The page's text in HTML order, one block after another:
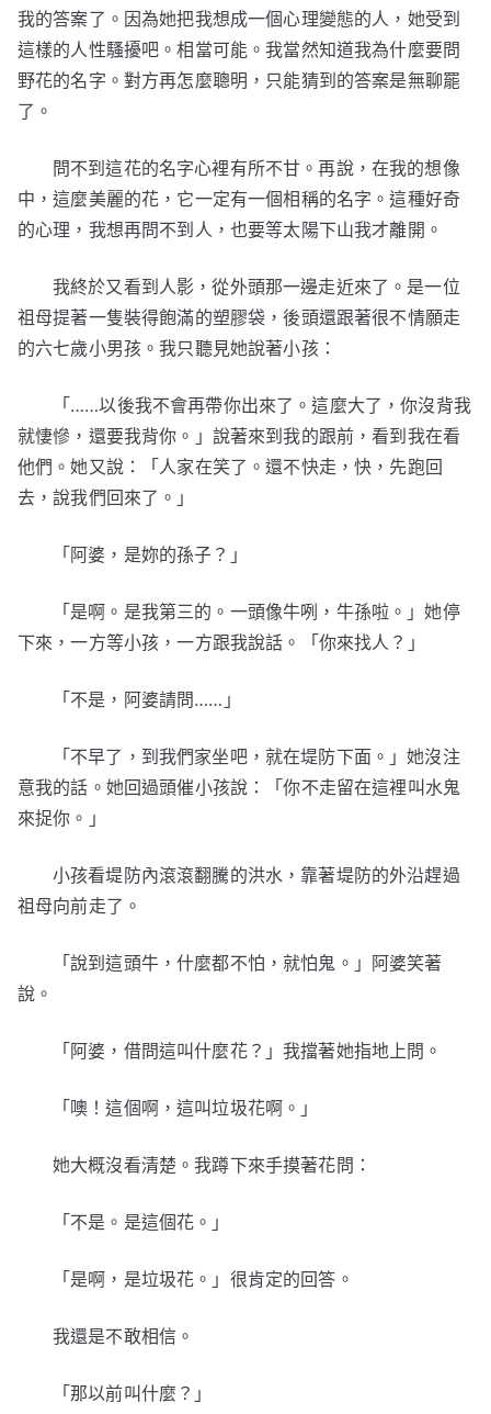
我的答案了。因為她把我想成一個心理變態的人，她受到
這樣的人性騷擾吧。相當可能。我當然知道我為什麼要問
野花的名字。對方再怎麼聰明，只能猜到的答案是無聊罷
了。
問不到這花的名字心裡有所不甘。再說，在我的想像
中，這麼美麗的花，它一定有一個相稱的名字。這種好奇
的心理，我想再問不到人，也要等太陽下山我才離開。
我終於又看到人影，從外頭那一邊走近來了。是一位
祖母提著一隻裝得飽滿的塑膠袋，後頭還跟著很不情願走
的六七歲小男孩。我只聽見她說著小孩：
「……以後我不會再帶你出來了。這麼大了，你沒背我
就悽慘，還要我背你。」說著來到我的跟前，看到我在看
他們。她又說：「人家在笑了。還不快走，快，先跑回
去，說我們回來了。」
「阿婆，是妳的孫子？」
「是啊。是我第三的。一頭像牛咧，牛孫啦。」她停
下來，一方等小孩，一方跟我說話。「你來找人？」
「不是，阿婆請問……」
「不早了，到我們家坐吧，就在堤防下面。」她沒注
意我的話。她回過頭催小孩說：「你不走留在這裡叫水鬼
來捉你。」
小孩看堤防內滾滾翻騰的洪水，靠著堤防的外沿趕過
祖母向前走了。
「說到這頭牛，什麼都不怕，就怕鬼。」阿婆笑著
說。
「阿婆，借問這叫什麼花？」我擋著她指地上問。
「噢！這個啊，這叫垃圾花啊。」
她大概沒看清楚。我蹲下來手摸著花問：
「不是。是這個花。」
「是啊，是垃圾花。」很肯定的回答。
我還是不敢相信。
「那以前叫什麼？」